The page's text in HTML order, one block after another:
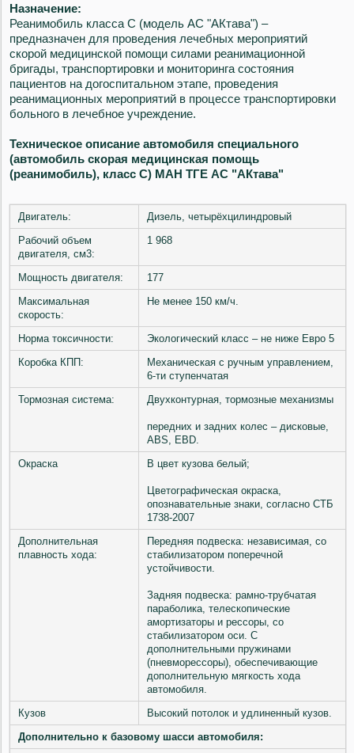
Назначение:
Реанимобиль класса С (модель АС "АКтава") –
предназначен для проведения лечебных мероприятий
скорой медицинской помощи силами реанимационной
бригады, транспортировки и мониторинга состояния
пациентов на догоспитальном этапе, проведения
реанимационных мероприятий в процессе транспортировки
больного в лечебное учреждение.
Техническое описание автомобиля специального
(автомобиль скорая медицинская помощь
(реанимобиль), класс С) МАН ТГЕ АС "АКтава"
Двигатель:
Дизель, четырёхцилиндровый
Рабочий объем
двигателя, см3:
1 968
Мощность двигателя:
177
Максимальная
скорость:
Не менее 150 км/ч.
Норма токсичности:
Экологический класс – не ниже Евро 5
Коробка КПП:
Механическая с ручным управлением,
6-ти ступенчатая
Тормозная система:
Двухконтурная, тормозные механизмы
передних и задних колес – дисковые,
АВS, EBD.
Окраска
В цвет кузова белый;
Цветографическая окраска,
опознавательные знаки, согласно СТБ
1738-2007
Дополнительная
плавность хода:
Передняя подвеска: независимая, со
стабилизатором поперечной
устойчивости.
Задняя подвеска: рамно-трубчатая
параболика, телескопические
амортизаторы и рессоры, со
стабилизатором оси. С
дополнительными пружинами
(пневморессоры), обеспечивающие
дополнительную мягкость хода
автомобиля.
Кузов
Высокий потолок и удлиненный кузов.
Дополнительно к базовому шасси автомобиля: